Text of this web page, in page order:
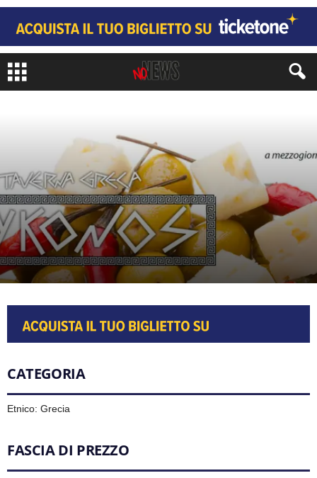
CATEGORIE RISTORANTI ETNICO ZONE MILANO NOLO
CATEGORIA
Etnico: Grecia
FASCIA DI PREZZO